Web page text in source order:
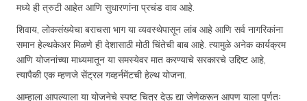
मध्ये ही त्रुटी आहेत आणि सुधारणांना प्रचंड वाव आहे.
शिवाय, लोकसंख्येचा बराचसा भाग या व्यवस्थेपासून लांब आहे आणि सर्व नागरिकांना
समान हेल्थकेअर मिळणे ही देशासाठी मोठी चिंतेची बाब आहे. त्यामुळे अनेक कार्यक्रम
आणि योजनांच्या माध्यमातून या समस्येवर मात करण्याचे सरकारचे उद्दिष्ट आहे,
त्यापैकी एक म्हणजे सेंट्रल गव्हर्नमेंटची हेल्थ योजना.
आम्हाला आपल्याला या योजनेचे स्पष्ट चित्र देऊ द्या जेणेकरून आपण याला पूर्णतः